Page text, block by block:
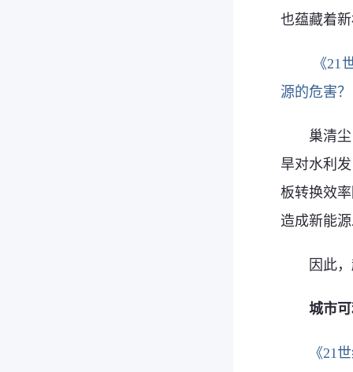
也蕴藏着
《21
源的危害？
巢清
旱对水利
板转换效
造成新能
因此
城市
《21